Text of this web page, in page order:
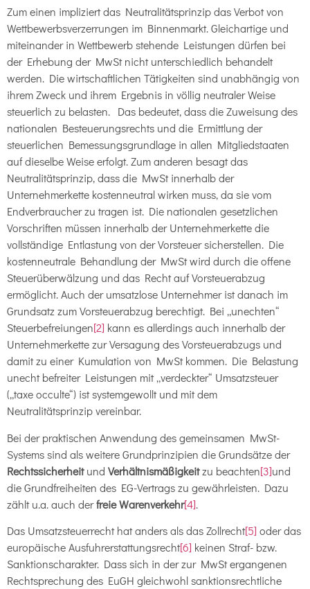
Zum einen impliziert das Neutralitätsprinzip das Verbot von
Wettbewerbsverzerrungen im Binnenmarkt. Gleichartige und
miteinander in Wettbewerb stehende Leistungen dürfen bei
der Erhebung der MwSt nicht unterschiedlich behandelt
werden. Die wirtschaftlichen Tätigkeiten sind unabhängig von
ihrem Zweck und ihrem Ergebnis in völlig neutraler Weise
steuerlich zu belasten. Das bedeutet, dass die Zuweisung des
nationalen Besteuerungsrechts und die Ermittlung der
steuerlichen Bemessungsgrundlage in allen Mitgliedstaaten
auf dieselbe Weise erfolgt. Zum anderen besagt das
Neutralitätsprinzip, dass die MwSt innerhalb der
Unternehmerkette kostenneutral wirken muss, da sie vom
Endverbraucher zu tragen ist. Die nationalen gesetzlichen
Vorschriften müssen innerhalb der Unternehmerkette die
vollständige Entlastung von der Vorsteuer sicherstellen. Die
kostenneutrale Behandlung der MwSt wird durch die offene
Steuerüberwälzung und das Recht auf Vorsteuerabzug
ermöglicht. Auch der umsatzlose Unternehmer ist danach im
Grundsatz zum Vorsteuerabzug berechtigt. Bei „unechten“
Steuerbefreiungen[2] kann es allerdings auch innerhalb der
Unternehmerkette zur Versagung des Vorsteuerabzugs und
damit zu einer Kumulation von MwSt kommen. Die Belastung
unecht befreiter Leistungen mit „verdeckter“ Umsatzsteuer
(„taxe occulte“) ist systemgewollt und mit dem
Neutralitätsprinzip vereinbar.
Bei der praktischen Anwendung des gemeinsamen MwSt-
Systems sind als weitere Grundprinzipien die Grundsätze der
Rechtssicherheitund Verhältnismäßigkeitzu beachten[3]und
die Grundfreiheiten des EG-Vertrags zu gewährleisten. Dazu
zählt u.a. auch derfreie Warenverkehr[4].
Das Umsatzsteuerrecht hat anders als das Zollrecht[5] oder das
europäische Ausfuhrerstattungsrecht[6] keinen Straf- bzw.
Sanktionscharakter. Dass sich in der zur MwSt ergangenen
Rechtsprechung des EuGH gleichwohl sanktionsrechtliche